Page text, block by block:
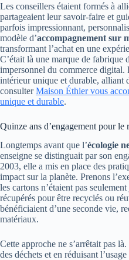
Les conseillers étaient formés à
partageaient leur savoir-faire et
parfois impressionnant,
modèle d’accompagnement sur
transformant l’achat en une
C’était là une marque de
impersonnel du commerce
intérieur unique et durable, alliant
consulterMaison Éthier vous
unique et durable.
Quinze ans d’engagement pour le
Longtemps avant que l’écologie
enseigne se distinguait par son
2003, elle a mis en place des
impact sur la planète. Prenons
les cartons n’étaient pas
récupérés pour être recyclés ou
bénéficiaient d’une seconde vie,
matériaux.
Cette approche ne s’arrêtait pas
des déchets et en réduisant